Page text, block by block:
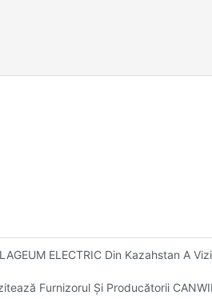
ELECTRIC Din Kazahstan A
Recunoștință Față De Clienți!
Furnizorul Și Producătorii